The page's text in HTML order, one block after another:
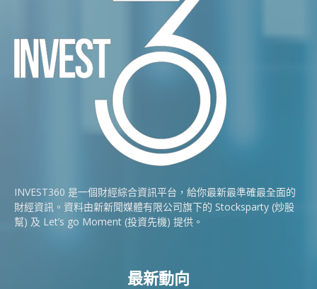
INVEST360 是一個財經綜合資訊平台，給你最新最準確最全面的
財經資訊。資料由新新聞媒體有限公司旗下的 Stocksparty (炒股
幫) 及 Let’s go Moment (投資先機) 提供。
最新動向